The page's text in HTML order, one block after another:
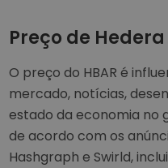
Preço de
O preço do HBAR é
mercado, notícias,
estado da economia no
de acordo com os
Hashgraph e Swirld,